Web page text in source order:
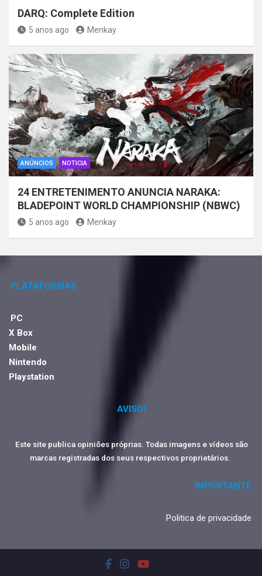
DARQ: Complete Edition
5 anos ago Menkay
ANÚNCIOS NOTICIA
24 ENTRETENIMENTO ANUNCIA NARAKA:
BLADEPOINT WORLD CHAMPIONSHIP (NBWC)
5 anos ago Menkay
PLATAFORMAS
PC
X Box
Mobile
Nintendo
Playstation
AVISO!
Este site publica opiniões próprias. Todas imagens e vídeos são
marcas registradas dos seus respectivos proprietários.
IMPORTANTE
Politica de privacidade